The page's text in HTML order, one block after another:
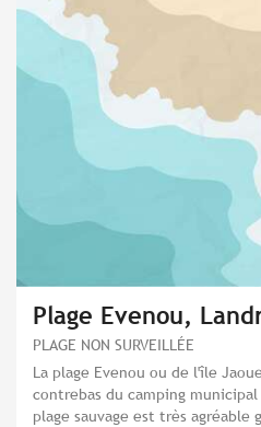
Plage Evenou,
PLAGE NON SURVEILLÉE
La plage Evenou ou de l'île
contrebas du camping
plage sauvage est très agréable